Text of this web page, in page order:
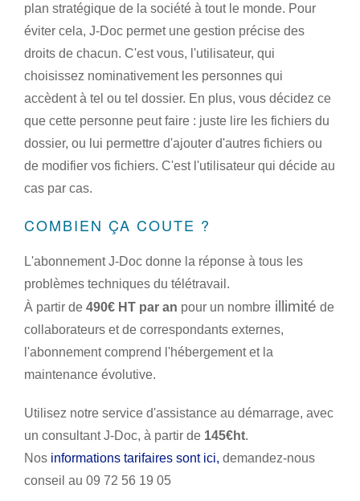
plan stratégique de la société à tout le monde. Pour
éviter cela, J-Doc permet une gestion précise des
droits de chacun. C'est vous, l'utilisateur, qui
choisissez nominativement les personnes qui
accèdent à tel ou tel dossier. En plus, vous décidez ce
que cette personne peut faire : juste lire les fichiers du
dossier, ou lui permettre d'ajouter d'autres fichiers ou
de modifier vos fichiers. C'est l'utilisateur qui décide au
cas par cas.
COMBIEN ÇA COUTE ?
L'abonnement J-Doc donne la réponse à tous les
problèmes techniques du télétravail.
À partir de 490€ HT par an pour un nombre illimité de
collaborateurs et de correspondants externes,
l'abonnement comprend l'hébergement et la
maintenance évolutive.
Utilisez notre service d'assistance au démarrage, avec
un consultant J-Doc, à partir de 145€ht.
Nos informations tarifaires sont ici, demandez-nous
conseil au 09 72 56 19 05